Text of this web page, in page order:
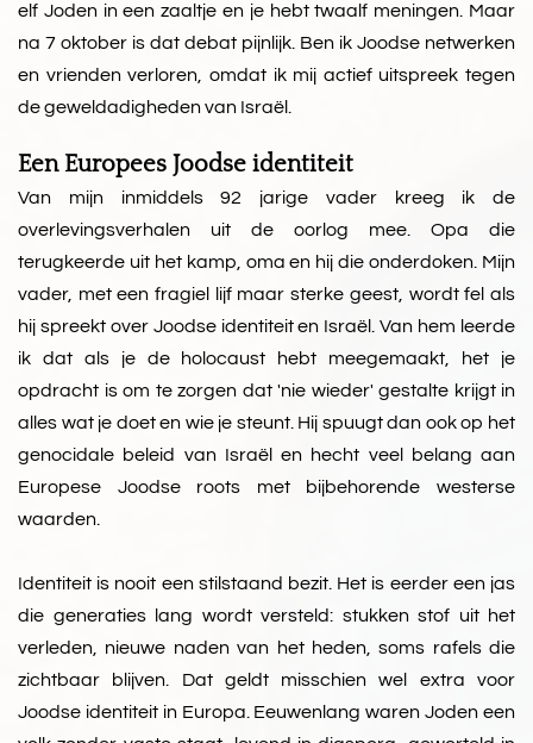
elf Joden in een zaaltje en je hebt twaalf meningen. Maar
na 7 oktober is dat debat pijnlijk. Ben ik Joodse netwerken
en vrienden verloren, omdat ik mij actief uitspreek tegen
de geweldadigheden van Israël.
Een Europees Joodse identiteit
Van mijn inmiddels 92 jarige vader kreeg ik de
overlevingsverhalen uit de oorlog mee. Opa die
terugkeerde uit het kamp, oma en hij die onderdoken. Mijn
vader, met een fragiel lijf maar sterke geest, wordt fel als
hij spreekt over Joodse identiteit en Israël. Van hem leerde
ik dat als je de holocaust hebt meegemaakt, het je
opdracht is om te zorgen dat 'nie wieder' gestalte krijgt in
alles wat je doet en wie je steunt. Hij spuugt dan ook op het
genocidale beleid van Israël en hecht veel belang aan
Europese Joodse roots met bijbehorende westerse
waarden.
Identiteit is nooit een stilstaand bezit. Het is eerder een jas
die generaties lang wordt versteld: stukken stof uit het
verleden, nieuwe naden van het heden, soms rafels die
zichtbaar blijven. Dat geldt misschien wel extra voor
Joodse identiteit in Europa. Eeuwenlang waren Joden een